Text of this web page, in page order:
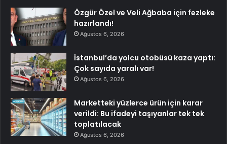
Özgür Özel ve Veli Ağbaba için fezleke
hazırlandı!
Ağustos 6, 2026
İstanbul’da yolcu otobüsü kaza yaptı:
Çok sayıda yaralı var!
Ağustos 6, 2026
Marketteki yüzlerce ürün için karar
verildi: Bu ifadeyi taşıyanlar tek tek
toplatılacak
Ağustos 6, 2026